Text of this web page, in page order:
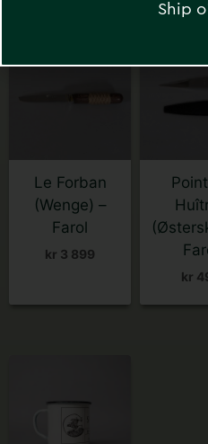
Le Forban
(Wenge) –
Farol
kr 3 899
kr
Ship